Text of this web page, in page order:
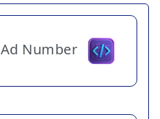
Ad Number